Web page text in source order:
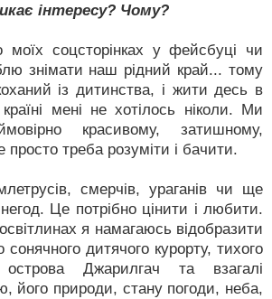
інтересу? Чому?
соцсторінках у фейсбуці чи
знімати наш рідний край... тому
із дитинства, і жити десь в
мені не хотілось ніколи. Ми
красивому, затишному,
просто треба розуміти і бачити.
смерчів, ураганів чи ще
Це потрібно цінити і любити.
я намагаюсь відобразити
дитячого курорту, тихого
Джарилгач та взагалі
його природи, стану погоди, неба,